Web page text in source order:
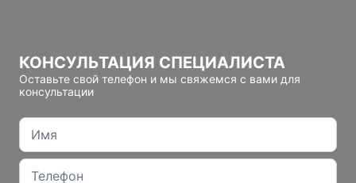
КОНСУЛЬТАЦИЯ СПЕЦИАЛИСТА
Оставьте свой телефон и мы свяжемся с вами для
консультации